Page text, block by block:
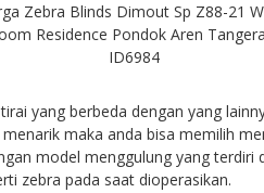
Zebra Blinds Dimout Sp Z88-21
Residence Pondok Aren
ID6984
yang berbeda dengan yang
maka anda bisa memilih
model menggulung yang terdiri
zebra pada saat dioperasikan.